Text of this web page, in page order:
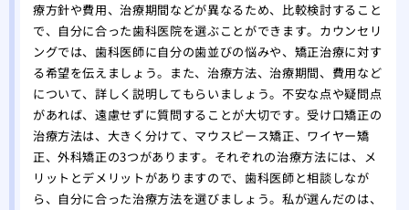
療方針や費用、治療期間などが異なるため、比較検討すること
で、自分に合った歯科医院を選ぶことができます。カウンセリ
ングでは、歯科医師に自分の歯並びの悩みや、矯正治療に対す
る希望を伝えましょう。また、治療方法、治療期間、費用など
について、詳しく説明してもらいましょう。不安な点や疑問点
があれば、遠慮せずに質問することが大切です。受け口矯正の
治療方法は、大きく分けて、マウスピース矯正、ワイヤー矯
正、外科矯正の3つがあります。それぞれの治療方法には、メ
リットとデメリットがありますので、歯科医師と相談しなが
ら、自分に合った治療方法を選びましょう。私が選んだのは、